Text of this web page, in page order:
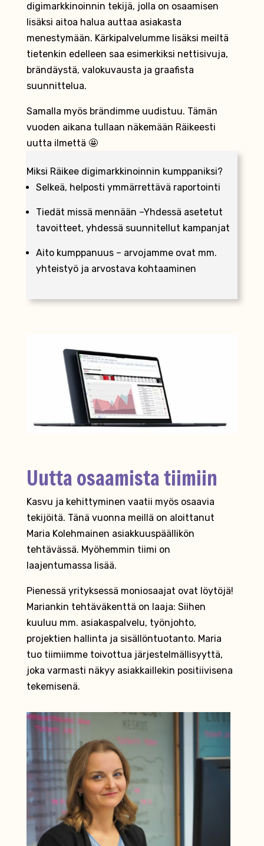
digimarkkinoinnin tekijä, jolla on osaamisen
lisäksi aitoa halua auttaa asiakasta
menestymään. Kärkipalvelumme lisäksi meiltä
tietenkin edelleen saa esimerkiksi nettisivuja,
brändäystä, valokuvausta ja graafista
suunnittelua.
Samalla myös brändimme uudistuu. Tämän
vuoden aikana tullaan näkemään Räikeesti
uutta ilmettä 🤩
Miksi Räikee digimarkkinoinnin kumppaniksi?
Selkeä, helposti ymmärrettävä raportointi
Tiedät missä mennään –Yhdessä asetetut
tavoitteet, yhdessä suunnitellut kampanjat
Aito kumppanuus – arvojamme ovat mm.
yhteistyö ja arvostava kohtaaminen
Uutta osaamista tiimiin
Kasvu ja kehittyminen vaatii myös osaavia
tekijöitä. Tänä vuonna meillä on aloittanut
Maria Kolehmainen asiakkuuspäällikön
tehtävässä. Myöhemmin tiimi on
laajentumassa lisää.
Pienessä yrityksessä moniosaajat ovat löytöjä!
Mariankin tehtäväkenttä on laaja: Siihen
kuuluu mm. asiakaspalvelu, työnjohto,
projektien hallinta ja sisällöntuotanto. Maria
tuo tiimiimme toivottua järjestelmällisyyttä,
joka varmasti näkyy asiakkaillekin positiivisena
tekemisenä.